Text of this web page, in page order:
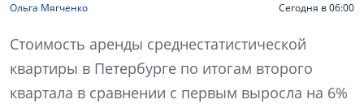
Ольга Мягченко Сегодня в 06:00
Стоимость аренды среднестатистической
квартиры в Петербурге по итогам второго
квартала в сравнении с первым выросла на 6%